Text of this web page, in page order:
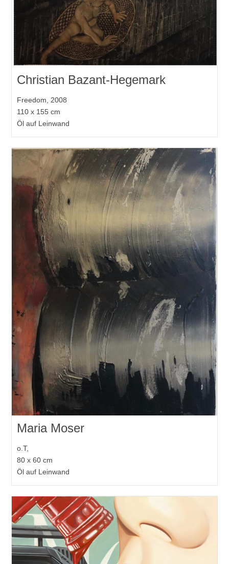
Christian Bazant-Hegemark
Freedom, 2008
110 x 155 cm
Öl auf Leinwand
Maria Moser
o.T,
80 x 60 cm
Öl auf Leinwand